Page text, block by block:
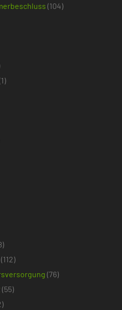
(104)
(112)
(76)
(55)